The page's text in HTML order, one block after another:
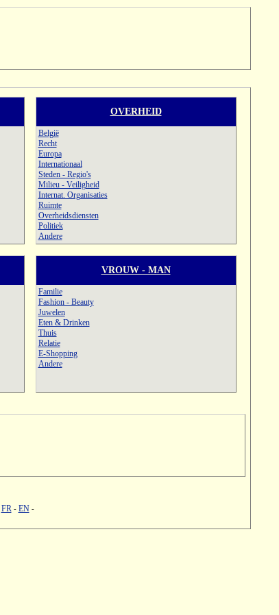
OVERHEID
België
Recht
Europa
Internationaal
Steden - Regio's
Milieu - Veiligheid
Internat. Organisaties
Ruimte
Overheidsdiensten
Politiek
Andere
VROUW - MAN
Familie
Fashion - Beauty
Juwelen
Eten & Drinken
Thuis
Relatie
E-Shopping
Andere
FR - EN-